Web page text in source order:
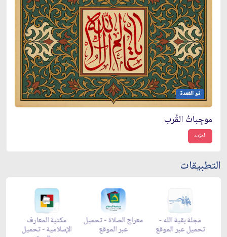
ذو القعدة
موجِباتُ القُرب
المزيد
التطبيقات
مجلة بقية الله -
تحميل عبر الموقع
زاد شهر رمضان -
تحميل عبر الموقع
زاد شهر رمضان -
appstore